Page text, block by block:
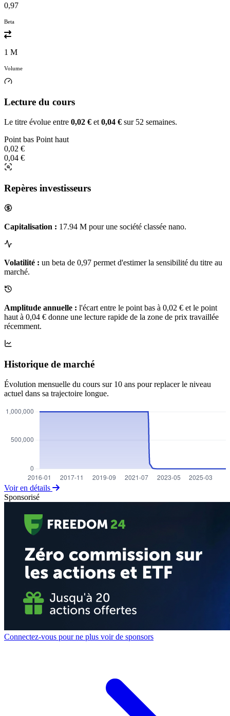
0,97
Beta
1 M
Volume
Lecture du cours
Le titre évolue entre 0,02 € et 0,04 € sur 52 semaines.
Point bas Point haut
0,02 €
0,04 €
Repères investisseurs
Capitalisation : 17.94 M pour une société classée nano.
Volatilité : un beta de 0,97 permet d'estimer la sensibilité du titre au
marché.
Amplitude annuelle : l'écart entre le point bas à 0,02 € et le point
haut à 0,04 € donne une lecture rapide de la zone de prix travaillée
récemment.
Historique de marché
Évolution mensuelle du cours sur 10 ans pour replacer le niveau
actuel dans sa trajectoire longue.
Voir en détails
Sponsorisé
Connectez-vous pour ne plus voir de sponsors